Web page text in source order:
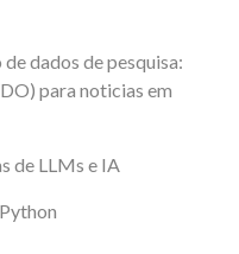
dados de pesquisa:
para noticias em
de LLMs e IA